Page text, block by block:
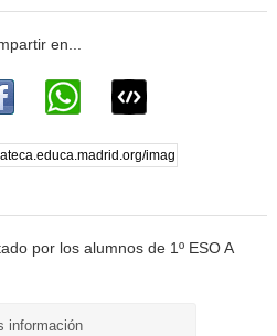
por los alumnos de 1º ESO A
información